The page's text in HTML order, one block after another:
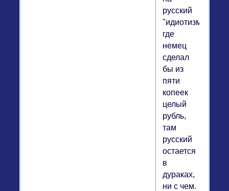
русский
"идиотизм":
где
немец
сделал
бы из
пяти
копеек
целый
рубль,
там
русский
остается
в
дураках,
ни с чем.